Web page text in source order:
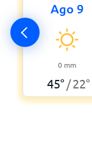
Ago 9
0 mm
45° /22°